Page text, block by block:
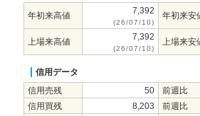
年初来高値 7,392
(26/07/10)
年初来安
上場来高値 7,392
(26/07/10)
上場来安
信用データ
信用売残
50
前週比
信用買残
8,203
前週比